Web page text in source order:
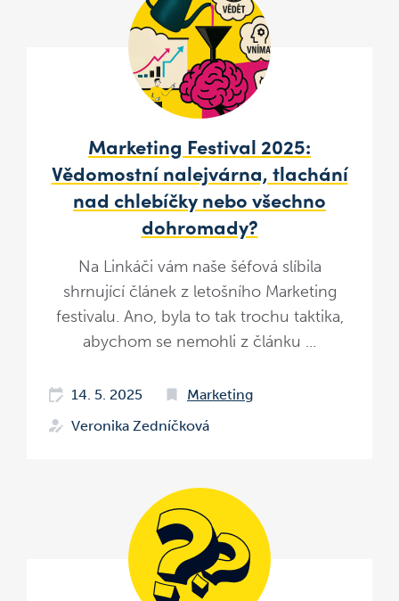
Marketing Festival 2025:
Vědomostní nalejvárna, tlachání
nad chlebíčky nebo všechno
dohromady?
Na Linkáči vám naše šéfová slíbila
shrnující článek z letošního Marketing
festivalu. Ano, byla to tak trochu taktika,
abychom se nemohli z článku ...
14. 5. 2025
Marketing
Veronika Zedníčková